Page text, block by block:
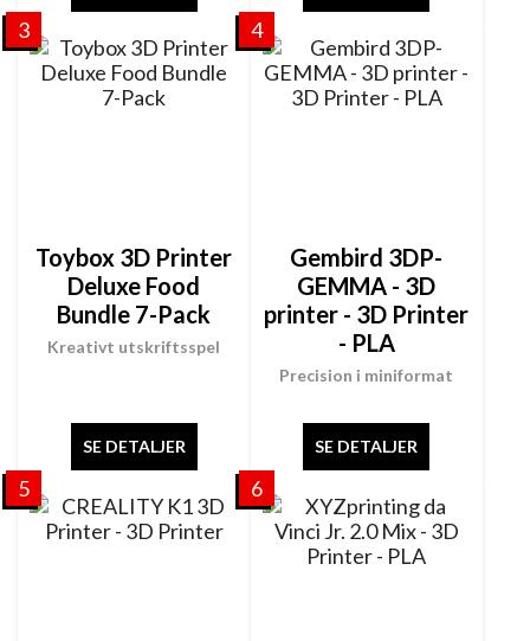
3
Kreativt utskriftsspel
Toybox 3D Printer
Deluxe Food
Bundle 7-Pack
SE DETALJER
4
Precision i miniformat
Gembird 3DP-
GEMMA - 3D
printer - 3D Printer
- PLA
SE DETALJER
5 6